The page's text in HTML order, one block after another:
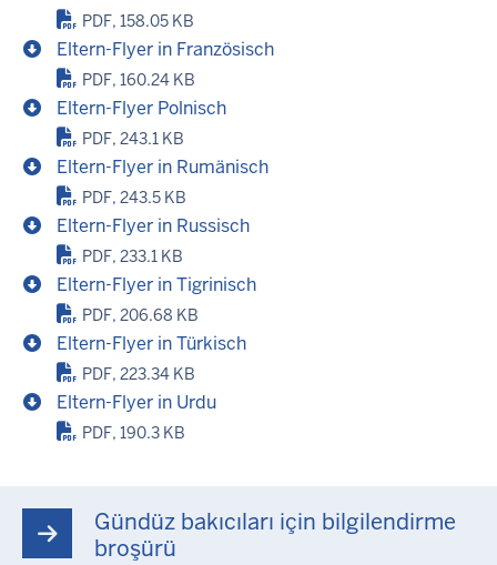
PDF, 158.05 KB
Eltern-Flyer in Französisch
PDF, 160.24 KB
Eltern-Flyer Polnisch
PDF, 243.1 KB
Eltern-Flyer in Rumänisch
PDF, 243.5 KB
Eltern-Flyer in Russisch
PDF, 233.1 KB
Eltern-Flyer in Tigrinisch
PDF, 206.68 KB
Eltern-Flyer in Türkisch
PDF, 223.34 KB
Eltern-Flyer in Urdu
PDF, 190.3 KB
Gündüz bakıcıları için bilgilendirme
broşürü